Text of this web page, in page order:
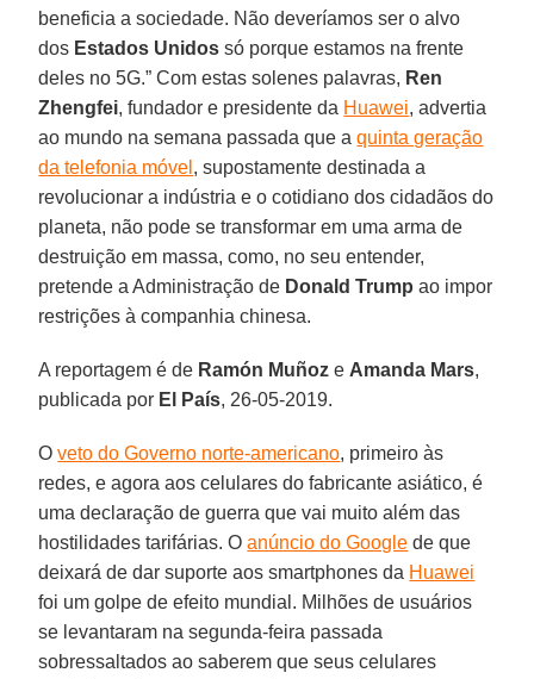
beneficia a sociedade. Não deveríamos ser o alvo
dos Estados Unidos só porque estamos na frente
deles no 5G.” Com estas solenes palavras, Ren
Zhengfei, fundador e presidente da Huawei, advertia
ao mundo na semana passada que aquinta geração
da telefonia móvel , supostamente destinada a
revolucionar a indústria e o cotidiano dos cidadãos do
planeta, não pode se transformar em uma arma de
destruição em massa, como, no seu entender,
pretende a Administração de Donald Trump ao impor
restrições à companhia chinesa.
A reportagem é de Ramón Muñoz e Amanda Mars,
publicada por El País, 26-05-2019.
Oveto do Governo norte-americano, primeiro às
redes, e agora aos celulares do fabricante asiático, é
uma declaração de guerra que vai muito além das
hostilidades tarifárias. Oanúncio do Google de que
deixará de dar suporte aos smartphones da Huawei
foi um golpe de efeito mundial. Milhões de usuários
se levantaram na segunda-feira passada
sobressaltados ao saberem que seus celulares